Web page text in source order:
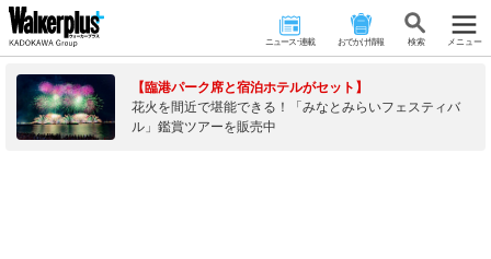
ニュース･連載 おでかけ情報 検 索 メニュー
【臨港パーク席と宿泊ホテルがセット】
花火を間近で堪能できる！「みなとみらいフェスティバ
ル」鑑賞ツアーを販売中